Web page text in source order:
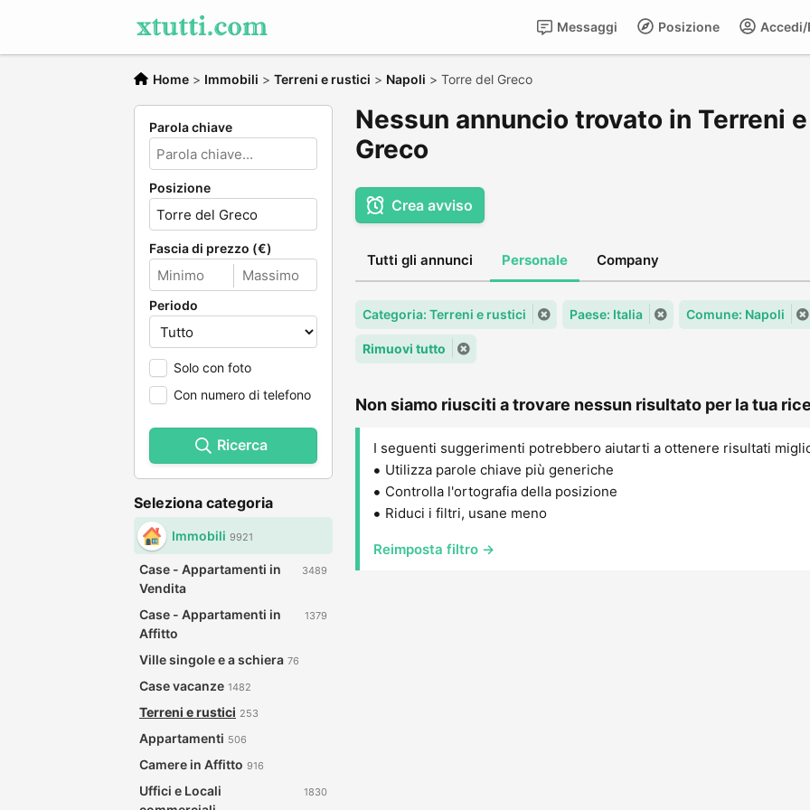
Posizione
Messaggi
Home > Immobili > Terreni e rustici > Napoli > Torre del Greco
Parola chiave
Posizione
Fascia di prezzo (€)
Periodo
Solo con foto
Con numero di telefono
Ricerca
Seleziona categoria
Immobili 9921
Case - Appartamenti in
Vendita
3489
Case - Appartamenti in
Affitto
1379
Ville singole e a schiera 76
Case vacanze 1482
Terreni e rustici 253
Appartamenti 506
Camere in Affitto 916
Uffici e Locali
1830
Nessun annuncio trovato in Terreni
Greco
Crea avviso
Tutti gli annunci Personale Company
Categoria: Terreni e rustici Paese: Italia Comune: Napoli
Rimuovi tutto
Non siamo riusciti a trovare nessun risultato per la tua
I seguenti suggerimenti potrebbero aiutarti a ottenere risultati
Utilizza parole chiave più generiche
Controlla l'ortografia della posizione
Riduci i filtri, usane meno
Reimposta filtro →